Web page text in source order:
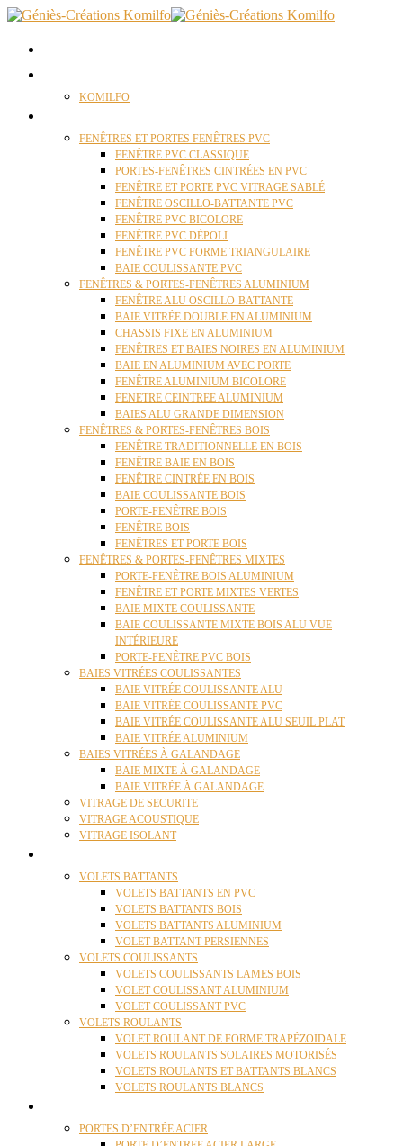
KOMILFO
FENÊTRES ET PORTES FENÊTRES PVC
FENÊTRE PVC CLASSIQUE
PORTES-FENÊTRES CINTRÉES EN PVC
FENÊTRE ET PORTE PVC VITRAGE SABLÉ
FENÊTRE OSCILLO-BATTANTE PVC
FENÊTRE PVC BICOLORE
FENÊTRE PVC DÉPOLI
FENÊTRE PVC FORME TRIANGULAIRE
BAIE COULISSANTE PVC
FENÊTRES & PORTES-FENÊTRES ALUMINIUM
FENÊTRE ALU OSCILLO-BATTANTE
BAIE VITRÉE DOUBLE EN ALUMINIUM
CHASSIS FIXE EN ALUMINIUM
FENÊTRES ET BAIES NOIRES EN ALUMINIUM
BAIE EN ALUMINIUM AVEC PORTE
FENÊTRE ALUMINIUM BICOLORE
FENETRE CEINTREE ALUMINIUM
BAIES ALU GRANDE DIMENSION
FENÊTRES & PORTES-FENÊTRES BOIS
FENÊTRE TRADITIONNELLE EN BOIS
FENÊTRE BAIE EN BOIS
FENÊTRE CINTRÉE EN BOIS
BAIE COULISSANTE BOIS
PORTE-FENÊTRE BOIS
FENÊTRE BOIS
FENÊTRES ET PORTE BOIS
FENÊTRES & PORTES-FENÊTRES MIXTES
PORTE-FENÊTRE BOIS ALUMINIUM
FENÊTRE ET PORTE MIXTES VERTES
BAIE MIXTE COULISSANTE
BAIE COULISSANTE MIXTE BOIS ALU VUE
INTÉRIEURE
PORTE-FENÊTRE PVC BOIS
BAIES VITRÉES COULISSANTES
BAIE VITRÉE COULISSANTE ALU
BAIE VITRÉE COULISSANTE PVC
BAIE VITRÉE COULISSANTE ALU SEUIL PLAT
BAIE VITRÉE ALUMINIUM
BAIES VITRÉES À GALANDAGE
BAIE MIXTE À GALANDAGE
BAIE VITRÉE À GALANDAGE
VITRAGE DE SECURITE
VITRAGE ACOUSTIQUE
VITRAGE ISOLANT
VOLETS BATTANTS
VOLETS BATTANTS EN PVC
VOLETS BATTANTS BOIS
VOLETS BATTANTS ALUMINIUM
VOLET BATTANT PERSIENNES
VOLETS COULISSANTS
VOLETS COULISSANTS LAMES BOIS
VOLET COULISSANT ALUMINIUM
VOLET COULISSANT PVC
VOLETS ROULANTS
VOLET ROULANT DE FORME TRAPÉZOÏDALE
VOLETS ROULANTS SOLAIRES MOTORISÉS
VOLETS ROULANTS ET BATTANTS BLANCS
VOLETS ROULANTS BLANCS
PORTES D’ENTRÉE ACIER